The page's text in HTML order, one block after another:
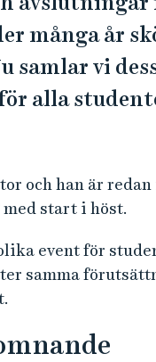
många år
samlar vi
alla
och han är redan
start i höst.
event för
samma